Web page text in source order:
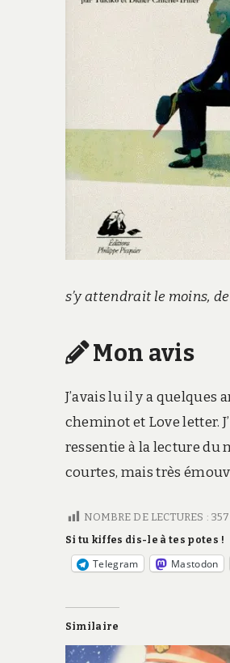
s’y attendrait le moins,
Mon avis
J’avais lu il y a
cheminot et Love letter.
ressentie à la lecture du
courtes, mais très
NOMBRE DE LECTURES : 357
Si tu kiffes dis-le à tes potes !
Telegram Mastodon
Similaire